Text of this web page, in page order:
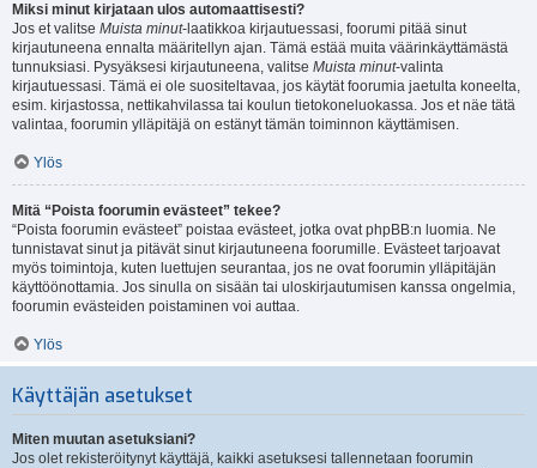
Miksi minut kirjataan ulos automaattisesti?
Jos et valitse Muista minut-laatikkoa kirjautuessasi, foorumi pitää sinut
kirjautuneena ennalta määritellyn ajan. Tämä estää muita väärinkäyttämästä
tunnuksiasi. Pysyäksesi kirjautuneena, valitse Muista minut-valinta
kirjautuessasi. Tämä ei ole suositeltavaa, jos käytät foorumia jaetulta koneelta,
esim. kirjastossa, nettikahvilassa tai koulun tietokoneluokassa. Jos et näe tätä
valintaa, foorumin ylläpitäjä on estänyt tämän toiminnon käyttämisen.
Ylös
Mitä “Poista foorumin evästeet” tekee?
“Poista foorumin evästeet” poistaa evästeet, jotka ovat phpBB:n luomia. Ne
tunnistavat sinut ja pitävät sinut kirjautuneena foorumille. Evästeet tarjoavat
myös toimintoja, kuten luettujen seurantaa, jos ne ovat foorumin ylläpitäjän
käyttöönottamia. Jos sinulla on sisään tai uloskirjautumisen kanssa ongelmia,
foorumin evästeiden poistaminen voi auttaa.
Ylös
Käyttäjän asetukset
Miten muutan asetuksiani?
Jos olet rekisteröitynyt käyttäjä, kaikki asetuksesi tallennetaan foorumin